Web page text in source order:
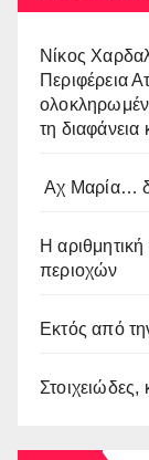
Νίκος
Περιφέρεια
τη διαφάνεια
Αχ Μαρία…
Η
περιοχών
Εκτός από
Στοιχειώδες,